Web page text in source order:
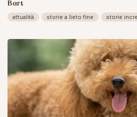
Bart
attualità storie a lieto fine storie